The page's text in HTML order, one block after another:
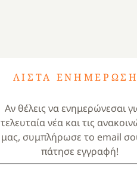
ΛΊΣΤΑ
Αν θέλεις να ενημερώνεσαι
τελευταία νέα και τις
μας, συμπλήρωσε το email
πάτησε εγγραφή!